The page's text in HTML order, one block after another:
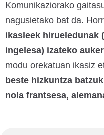
Komunikaziorako
nagusietako bat da.
ikasleek hirueledunak
ingelesa) izateko
modu orekatuan ikasiz
beste hizkuntza
nola frantsesa,